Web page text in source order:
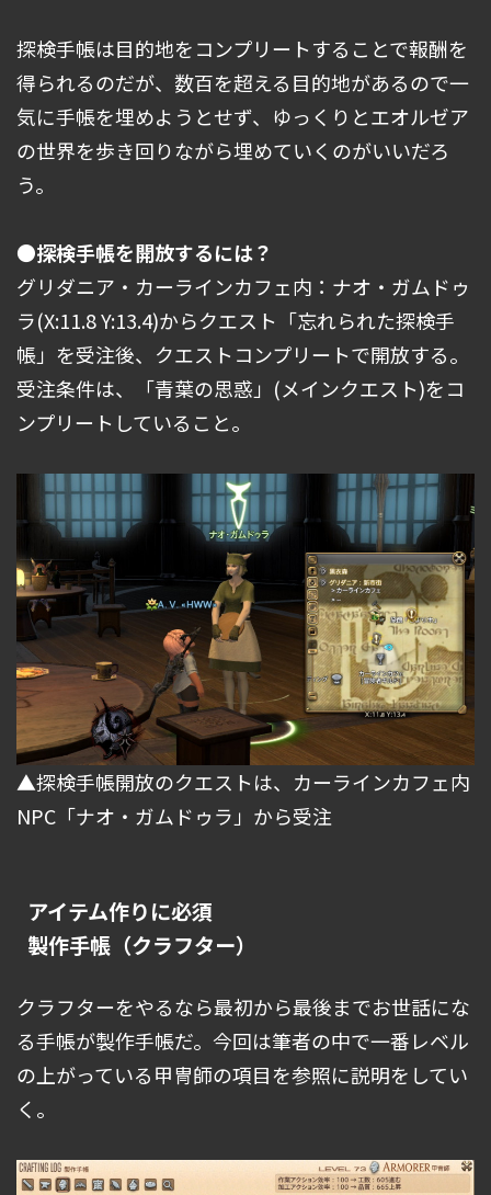
探検手帳は目的地をコンプリートすることで報酬を
得られるのだが、数百を超える目的地があるので一
気に手帳を埋めようとせず、ゆっくりとエオルゼア
の世界を歩き回りながら埋めていくのがいいだろ
う。
●探検手帳を開放するには？
グリダニア・カーラインカフェ内：ナオ・ガムドゥ
ラ(X:11.8 Y:13.4)からクエスト「忘れられた探検手
帳」を受注後、クエストコンプリートで開放する。
受注条件は、「青葉の思惑」(メインクエスト)をコ
ンプリートしていること。
▲探検手帳開放のクエストは、カーラインカフェ内
NPC「ナオ・ガムドゥラ」から受注
アイテム作りに必須
製作手帳（クラフター）
クラフターをやるなら最初から最後までお世話にな
る手帳が製作手帳だ。今回は筆者の中で一番レベル
の上がっている甲冑師の項目を参照に説明をしてい
く。